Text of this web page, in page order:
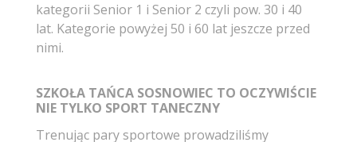
kategorii Senior 1 i Senior 2 czyli pow. 30 i 40
lat. Kategorie powyżej 50 i 60 lat jeszcze przed
nimi.
SZKOŁA TAŃCA SOSNOWIEC TO OCZYWIŚCIE
NIE TYLKO SPORT TANECZNY
Trenując pary sportowe prowadziliśmy